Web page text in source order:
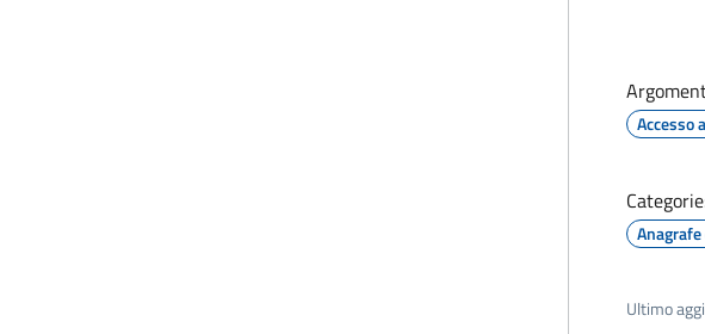
Accesso
Ultimo